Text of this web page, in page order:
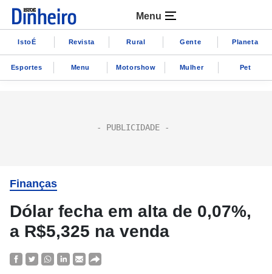
Menu
IstoÉ Revista Rural Gente Planeta
Esportes Menu Motorshow Mulher Pet
Finanças
Dólar fecha em alta de 0,07%,
a R$5,325 na venda